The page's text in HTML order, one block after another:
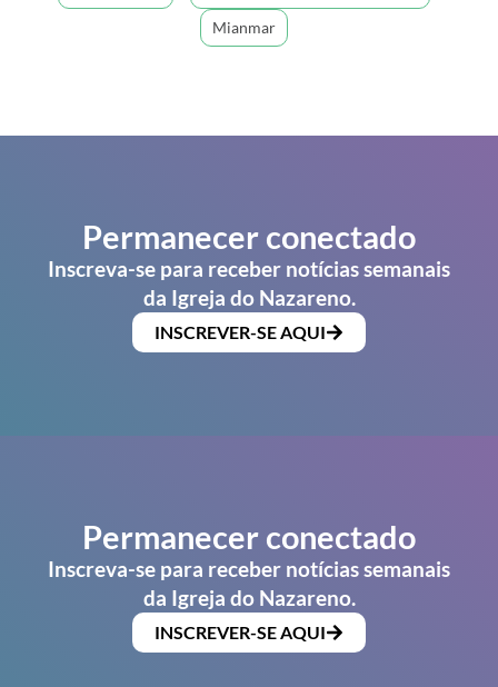
Mianmar
Permanecer conectado
Inscreva-se para receber notícias semanais
da Igreja do Nazareno.
INSCREVER-SE AQUI
Permanecer conectado
Inscreva-se para receber notícias semanais
da Igreja do Nazareno.
INSCREVER-SE AQUI